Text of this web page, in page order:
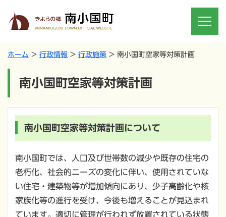
ホーム 行政情報 行政施策 南小国町空家等対策計画
南小国町空家等対策計画
南小国町空家等対策計画について
南小国町では、人口及び世帯数の減少や既存の住宅の
老朽化、社会的ニーズの変化に伴い、使用されていな
い住宅・建築物等が増加傾向にあり、少子高齢化や核
家族化等の進行を受け、今後も増えることが見込まれ
ています。適切に管理が行われず放置されている状態